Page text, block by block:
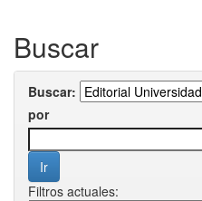
Buscar
Buscar:
por
Filtros actuales: